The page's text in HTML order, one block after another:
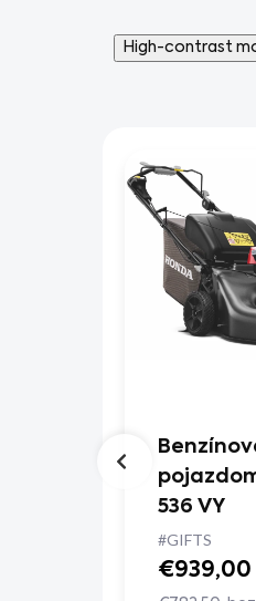
High-contrast
536 VY
#GIFTS
€939,00